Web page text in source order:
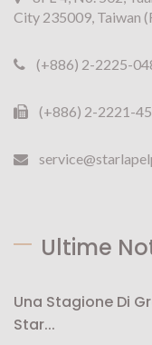
City 235009, Taiwan
(+886) 2-2225-
(+886) 2-2221-
Ultime
Una Stagione Di
Star...